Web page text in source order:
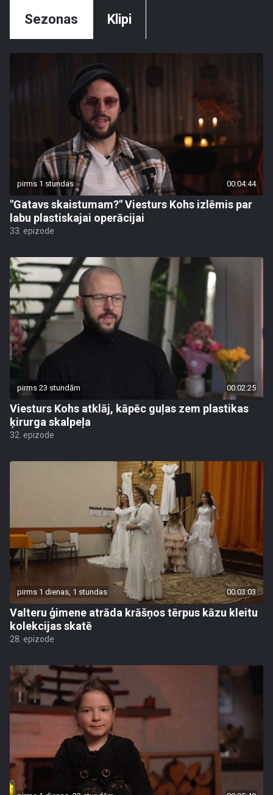
Sezonas Klipi
pirms 1 stundas 00:04:44
"Gatavs skaistumam?" Viesturs Kohs izlēmis par
labu plastiskajai operācijai
33. epizode
pirms 23 stundām 00:02:25
Viesturs Kohs atklāj, kāpēc guļas zem plastikas
ķirurga skalpeļa
32. epizode
pirms 1 dienas, 1 stundas 00:03:03
Valteru ģimene atrāda krāšņos tērpus kāzu kleitu
kolekcijas skatē
28. epizode